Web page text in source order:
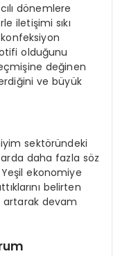
dönemlere
iletişimi sıkı
olduğunu
değinen
ve büyük
sektöründeki
daha fazla söz
ekonomiye
belirten
artarak devam